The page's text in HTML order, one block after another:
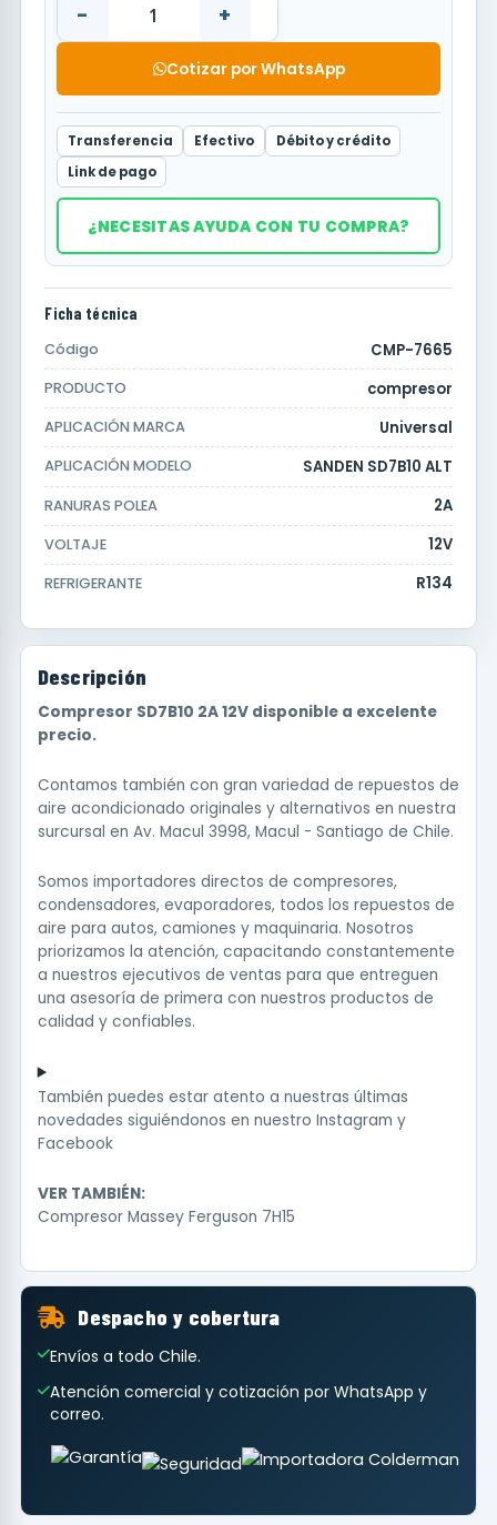
- +
Cotizar por WhatsApp
Transferencia Efectivo
Débito y crédito
Link de pago
¿NECESITAS AYUDA CON TU COMPRA?
Ficha técnica
Código CMP-7665
PRODUCTO compresor
APLICACIÓN MARCA Universal
APLICACIÓN MODELO SANDEN SD7B10 ALT
RANURAS POLEA 2A
VOLTAJE 12V
REFRIGERANTE R134
Descripción
Compresor SD7B10 2A 12V disponible a excelente
precio.
Contamos también con gran variedad de repuestos de
aire acondicionado originales y alternativos en nuestra
surcursal en Av. Macul 3998, Macul - Santiago de Chile.
Somos importadores directos de compresores,
condensadores, evaporadores, todos los repuestos de
aire para autos, camiones y maquinaria. Nosotros
priorizamos la atención, capacitando constantemente
a nuestros ejecutivos de ventas para que entreguen
una asesoría de primera con nuestros productos de
calidad y confiables.
También puedes estar atento a nuestras últimas
novedades siguiéndonos en nuestro Instagram y
Facebook
VER TAMBIÉN:
Compresor Massey Ferguson 7H15
Despacho y cobertura
Envíos a todo Chile.
Atención comercial y cotización por WhatsApp y
correo.